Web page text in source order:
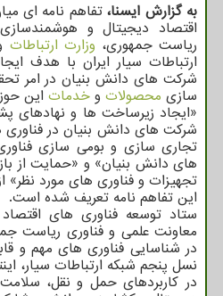
به گزارش ایسنا،تفاهم نامه ای
اقتصاد دیجیتال و
ریاست جمهوری، وزارت ارتباطات
ارتباطات سیار ایران با هدف
شرکت های دانش بنیان در امر
سازی محصولات و خدمات این
«ایجاد زیرساخت ها و نهادهای
شرکت های دانش بنیان در فناوری
تجاری سازی و بومی سازی
های دانش بنیان» و «حمایت از
تجهیزات و فناوری های مورد نظر»
این تفاهم نامه تعریف شده است.
ستاد توسعه فناوری های
معاونت علمی و فناوری ریاست
در شناسایی فناوری های مهم و
نسل پنجم شبکه ارتباطات سیار،
در کاربردهای حمل و نقل،